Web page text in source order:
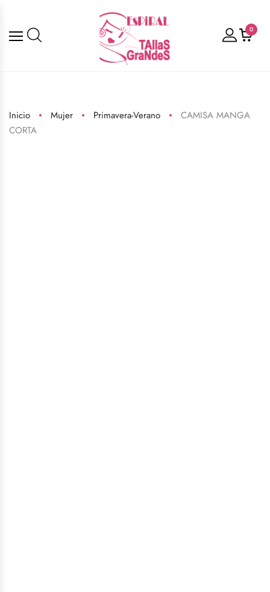
0
Inicio Mujer Primavera-Verano
CAMISA MANGA
CORTA